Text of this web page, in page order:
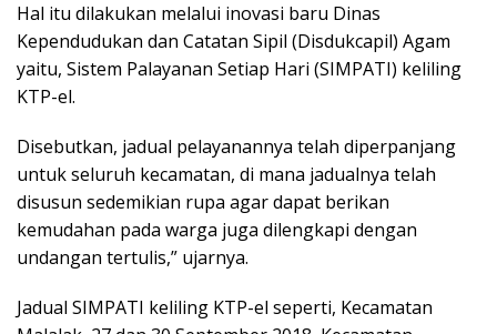
Hal itu dilakukan melalui inovasi baru Dinas
Kependudukan dan Catatan Sipil (Disdukcapil) Agam
yaitu, Sistem Palayanan Setiap Hari (SIMPATI) keliling
KTP-el.
Disebutkan, jadual pelayanannya telah diperpanjang
untuk seluruh kecamatan, di mana jadualnya telah
disusun sedemikian rupa agar dapat berikan
kemudahan pada warga juga dilengkapi dengan
undangan tertulis,” ujarnya.
Jadual SIMPATI keliling KTP-el seperti, Kecamatan